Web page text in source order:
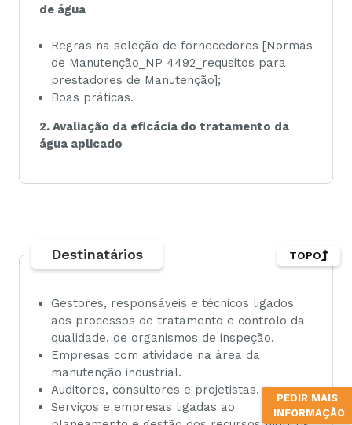
PEDIR MAIS
INFORMAÇÃO
de água
Regras na seleção de fornecedores [Normas
de Manutenção_NP 4492_requsitos para
prestadores de Manutenção];
Boas práticas.
2. Avaliação da eficácia do tratamento da
água aplicado
Destinatários
Gestores, responsáveis e técnicos ligados
aos processos de tratamento e controlo da
qualidade, de organismos de inspeção.
Empresas com atividade na área da
manutenção industrial.
Auditores, consultores e projetistas.
Serviços e empresas ligadas ao
TOPO